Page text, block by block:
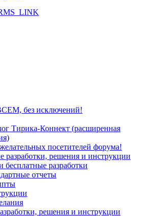
без исключений!
Тирика-Коннект (расширенная
посетителей форума!
разработки, решения и инструкции
бесплатные разработки
отчеты
решения и инструкции